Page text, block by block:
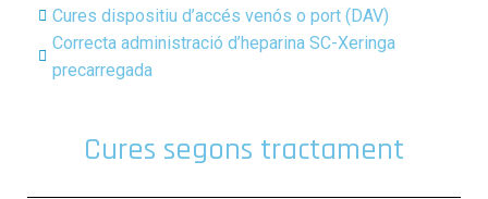
Cures dispositiu d’accés venós o port (DAV)
Correcta administració d’heparina SC-Xeringa
precarregada
Cures segons tractament